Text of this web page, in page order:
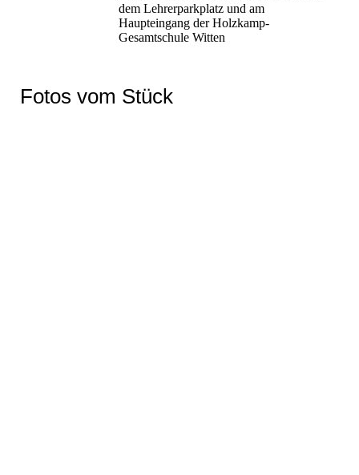
dem Lehrerparkplatz und am
Haupteingang der Holzkamp-
Gesamtschule Witten
Fotos vom Stück